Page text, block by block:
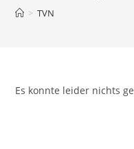
> TVN
Es konnte leider nichts